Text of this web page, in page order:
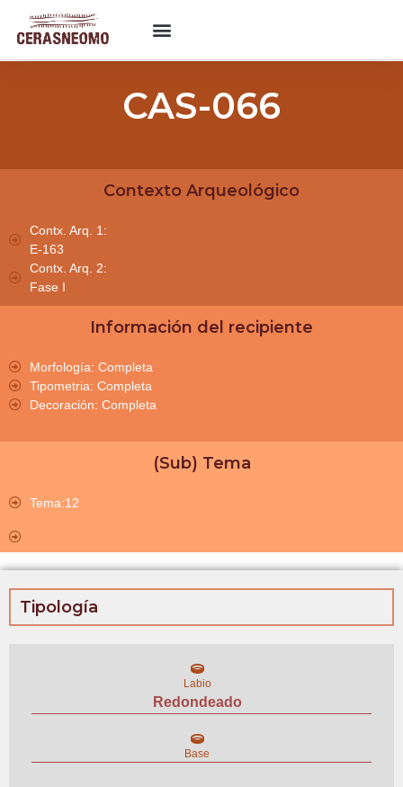
CAS-066
Contexto Arqueológico
Contx. Arq. 1:
E-163
Contx. Arq. 2:
Fase I
Información del recipiente
Morfología: Completa
Tipometria: Completa
Decoración: Completa
(Sub) Tema
Tema:12
Tipología
Labio
Redondeado
Base